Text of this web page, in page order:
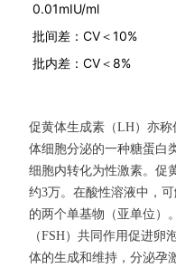
0.01mIU/ml
批间差：CV＜10%
批内差：CV＜8%
促黄体生成素（LH）亦称
体细胞分泌的一种糖蛋白
细胞内转化为性激素。促
约3万。在酸性溶液中，
的两个单基物（亚单位）
（FSH）共同作用促进卵
体的生成和维持，分泌孕